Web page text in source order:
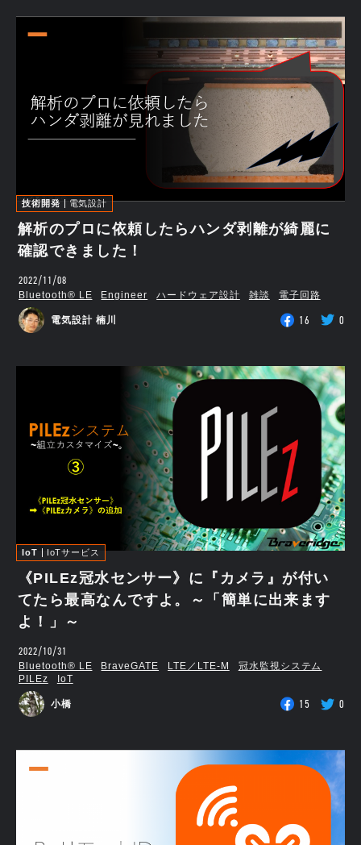
技術開発 電気設計
解析のプロに依頼したらハンダ剥離が綺麗に
確認できました！
2022/11/08
Bluetooth®︎ LE Engineer ハードウェア設計 雑談 電子回路
電気設計 楠川 16 0
IoT IoTサービス
《PILEz冠水センサー》に『カメラ』が付い
てたら最高なんですよ。～「簡単に出来ます
よ！」～
2022/10/31
Bluetooth®︎ LE BraveGATE LTE／LTE-M
冠水監視システム
PILEz
IoT
小橋 15 0